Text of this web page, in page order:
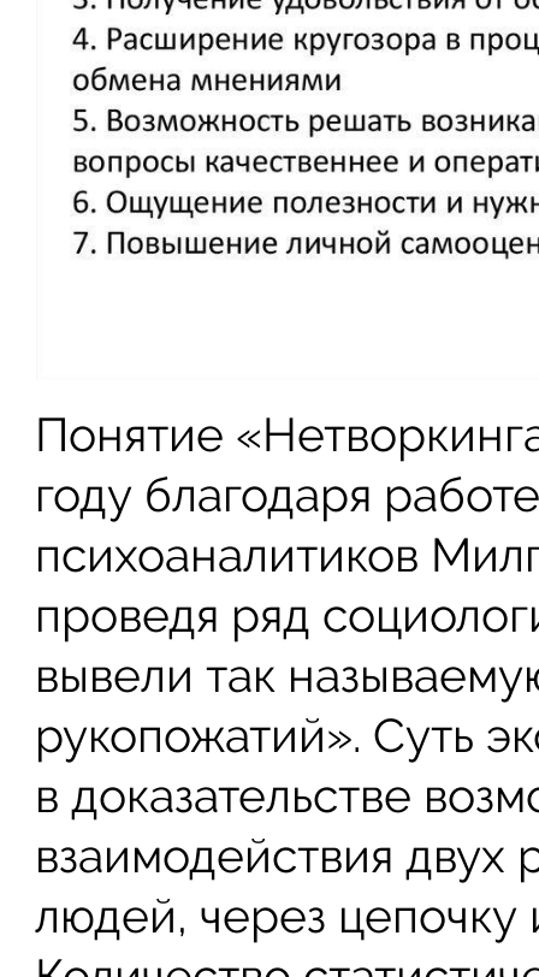
Понятие
году благодаря
психоаналитиков
проведя ряд
вывели так
рукопожатий». Суть
в доказательстве
взаимодействия
людей, через цепочку